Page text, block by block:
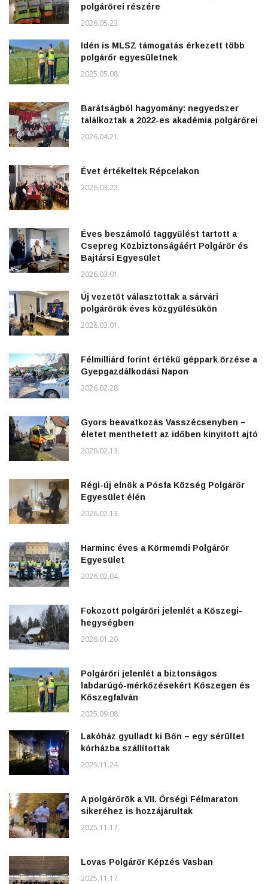
polgárőrei részére
2026.05.23.
Idén is MLSZ támogatás érkezett több
polgárőr egyesületnek
2025.05.08.
Barátságból hagyomány: negyedszer
találkoztak a 2022-es akadémia polgárőrei
2026.04.21.
Évet értékeltek Répcelakon
2026.03.22.
Éves beszámoló taggyűlést tartott a
Csepreg Közbiztonságáért Polgárőr és
Bajtársi Egyesület
2026.03.01.
Új vezetőt választottak a sárvári
polgárőrök éves közgyűlésükön
2026.03.01.
Félmilliárd forint értékű géppark őrzése a
Gyepgazdálkodási Napon
2026.02.28.
Gyors beavatkozás Vasszécsenyben –
életet menthetett az időben kinyitott ajtó
2026.02.13.
Régi-új elnök a Pósfa Község Polgárőr
Egyesület élén
2026.02.13.
Harminc éves a Körmemdi Polgárőr
Egyesület
2026.02.04.
Fokozott polgárőri jelenlét a Kőszegi-
hegységben
2026.01.20.
Polgárőri jelenlét a biztonságos
labdarúgó-mérkőzésekért Kőszegen és
Kőszegfalván
2025.09.08.
Lakóház gyulladt ki Bőn – egy sérültet
kórházba szállítottak
2025.11.24.
A polgárőrök a VII. Őrségi Félmaraton
sikeréhez is hozzájárultak
2025.11.17.
Lovas Polgárőr Képzés Vasban
2025.11.17.